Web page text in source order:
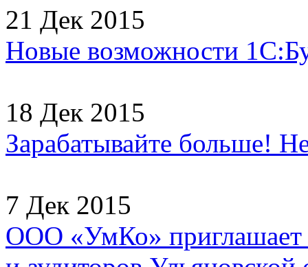
21 Дек 2015
Новые возможности
18 Дек 2015
Зарабатывайте больше!
7 Дек 2015
ООО «УмКо» приглашает